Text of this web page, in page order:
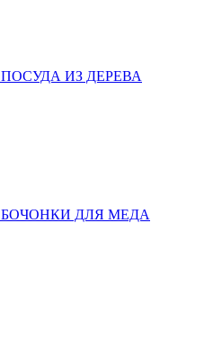
ПОСУДА ИЗ ДЕРЕВА
БОЧОНКИ ДЛЯ МЕДА